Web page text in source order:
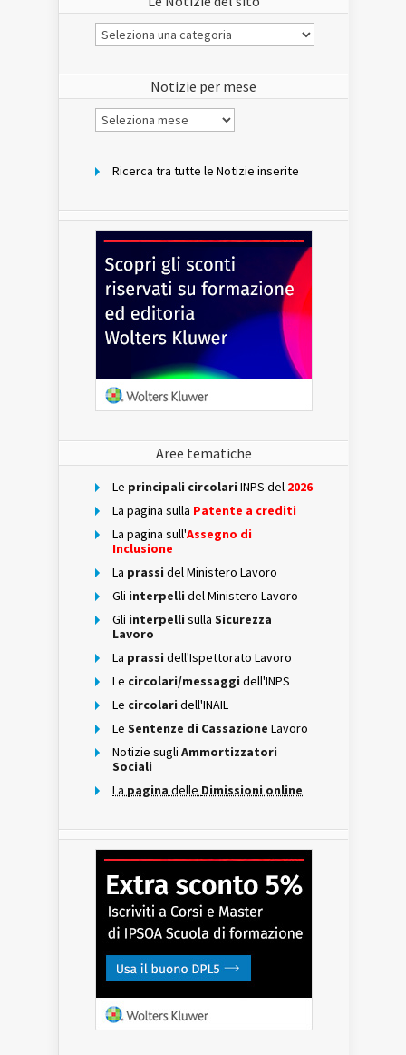
Le
Notizie
Notizie per mese
Notizie
per
Ricerca tra tutte le Notizie inserite
Aree tematiche
Le principali circolari INPS del 2026
La pagina sulla Patente a crediti
La pagina sull'Assegno di
Inclusione
La prassi del Ministero Lavoro
Gli interpelli del Ministero Lavoro
Gli interpelli sulla Sicurezza
Lavoro
La prassi dell'Ispettorato Lavoro
Le circolari/messaggi dell'INPS
Le circolari dell'INAIL
Le Sentenze di Cassazione Lavoro
Notizie sugli Ammortizzatori
Sociali
La pagina delle Dimissioni online